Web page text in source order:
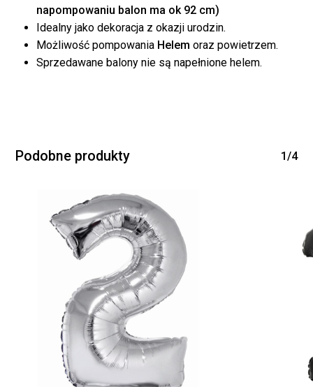
Brak produktów w
napompowaniu balon ma ok 92 cm)
Idealny jako dekoracja z okazji urodzin.
Możliwość pompowania Helem oraz powietrzem.
Sprzedawane balony nie są napełnione helem.
Podobne produkty 1/4